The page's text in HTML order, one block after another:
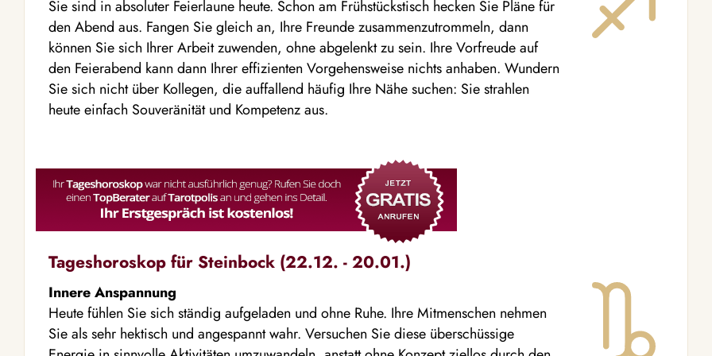
Sie sind in absoluter Feierlaune heute. Schon am Frühstückstisch hecken Sie Pläne für
den Abend aus. Fangen Sie gleich an, Ihre Freunde zusammenzutrommeln, dann
können Sie sich Ihrer Arbeit zuwenden, ohne abgelenkt zu sein. Ihre Vorfreude auf
den Feierabend kann dann Ihrer effizienten Vorgehensweise nichts anhaben. Wundern
Sie sich nicht über Kollegen, die auffallend häufig Ihre Nähe suchen: Sie strahlen
heute einfach Souveränität und Kompetenz aus.
Tageshoroskop für Steinbock (22.12. - 20.01.)
Innere Anspannung
Heute fühlen Sie sich ständig aufgeladen und ohne Ruhe. Ihre Mitmenschen nehmen
Sie als sehr hektisch und angespannt wahr. Versuchen Sie diese überschüssige